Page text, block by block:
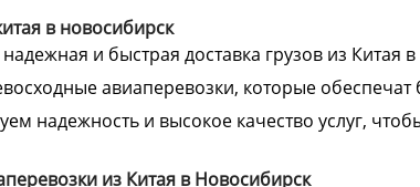
в новосибирск
надежная и быстрая доставка грузов из
авиаперевозки, которые
надежность и высокое качество услуг,
из Китая в Новосибирск